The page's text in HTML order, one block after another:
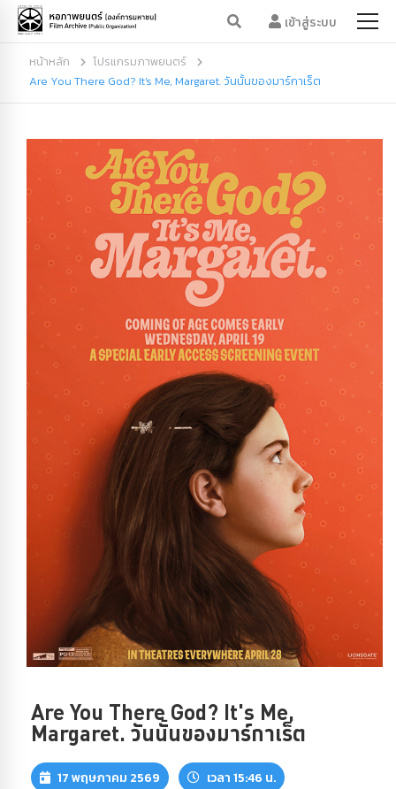
เข้าสู่ระบบ
หน้าหลัก
โปรแกรมภาพยนตร์
Are You There God? It's Me, Margaret. วันนั้นของมาร์กาเร็ต
Are You There God? It's Me,
Margaret. วันนั้นของมาร์กาเร็ต
17 พฤษภาคม 2569 เวลา 15:46 น.